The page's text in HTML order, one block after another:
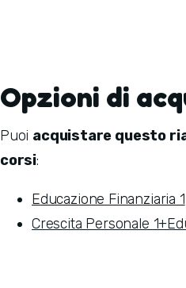
Opzioni di
Puoi acquistare questo
corsi:
Educazione Finanziaria 1
Crescita Personale